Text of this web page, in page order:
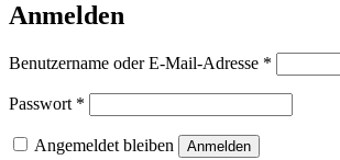
Anmelden
Benutzername oder E-Mail-Adresse *
Passwort *
Angemeldet bleiben Anmelden